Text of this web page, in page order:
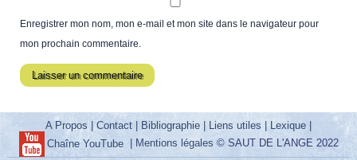
Enregistrer mon nom, mon e-mail et mon site dans le navigateur pour
mon prochain commentaire.
A Propos |Contact Bibliographie Liens utiles Lexique
Chaîne YouTube| Mentions légales © SAUT DE L'ANGE 2022